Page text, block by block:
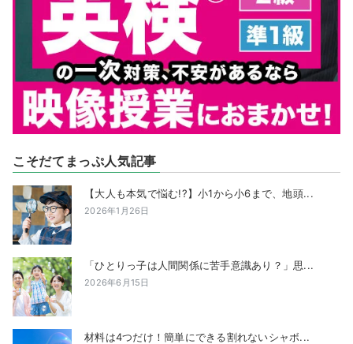
こそだてまっぷ人気記事
【大人も本気で悩む!?】小1から小6まで、地頭...
2026年1月26日
「ひとりっ子は人間関係に苦手意識あり？」思...
2026年6月15日
材料は4つだけ！簡単にできる割れないシャボ...